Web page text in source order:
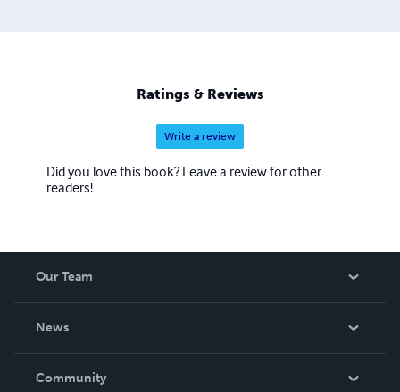
Ratings & Reviews
Write a review
Did you love this book? Leave a review for other
readers!
Our Team
News
In The News
Community